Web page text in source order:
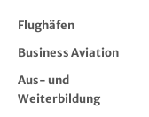
Flughäfen
Business Aviation
Aus- und
Weiterbildung